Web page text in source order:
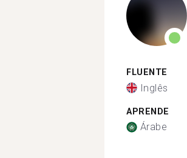
FLUENTE
Inglês
APRENDE
Árabe